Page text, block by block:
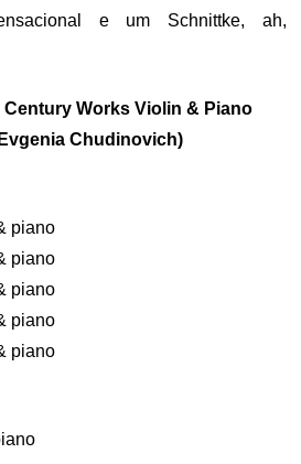
e um Schnittke, ah,
Works Violin & Piano
Chudinovich)
piano
piano
piano
piano
piano